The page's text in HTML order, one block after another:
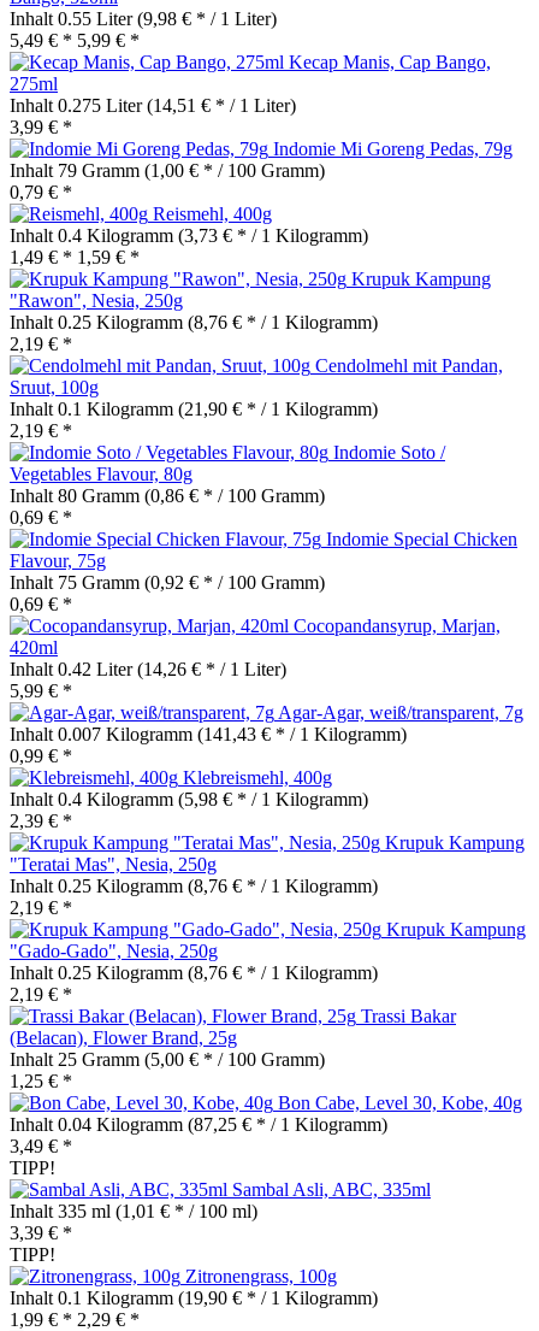
Inhalt 0.55 Liter(9,98 € * / 1 Liter)
5,49 € * 5,99 € *
Kecap Manis, Cap Bango,
275ml
Inhalt 0.275 Liter(14,51 € * / 1 Liter)
3,99 € *
Indomie Mi Goreng Pedas, 79g
Inhalt 79 Gramm (1,00 € * / 100 Gramm)
0,79 € *
Reismehl, 400g
Inhalt 0.4 Kilogramm (3,73 € * / 1 Kilogramm)
1,49 € * 1,59 € *
Krupuk Kampung
"Rawon", Nesia, 250g
Inhalt 0.25 Kilogramm (8,76 € * / 1 Kilogramm)
2,19 € *
Cendolmehl mit Pandan,
Sruut, 100g
Inhalt 0.1 Kilogramm (21,90 € * / 1 Kilogramm)
2,19 € *
Indomie Soto /
Vegetables Flavour, 80g
Inhalt 80 Gramm (0,86 € * / 100 Gramm)
0,69 € *
Indomie Special Chicken
Flavour, 75g
Inhalt 75 Gramm (0,92 € * / 100 Gramm)
0,69 € *
Cocopandansyrup, Marjan,
420ml
Inhalt 0.42 Liter(14,26 € * / 1 Liter)
5,99 € *
Agar-Agar, weiß/transparent, 7g
Inhalt 0.007 Kilogramm (141,43 € * / 1 Kilogramm)
0,99 € *
Klebreismehl, 400g
Inhalt 0.4 Kilogramm (5,98 € * / 1 Kilogramm)
2,39 € *
Krupuk Kampung
"Teratai Mas", Nesia, 250g
Inhalt 0.25 Kilogramm (8,76 € * / 1 Kilogramm)
2,19 € *
Krupuk Kampung
"Gado-Gado", Nesia, 250g
Inhalt 0.25 Kilogramm (8,76 € * / 1 Kilogramm)
2,19 € *
Trassi Bakar
(Belacan), Flower Brand, 25g
Inhalt 25 Gramm (5,00 € * / 100 Gramm)
1,25 € *
Bon Cabe, Level 30, Kobe, 40g
Inhalt 0.04 Kilogramm (87,25 € * / 1 Kilogramm)
3,49 € *
TIPP!
Sambal Asli, ABC, 335ml
Inhalt 335 ml (1,01 € * / 100 ml)
3,39 € *
TIPP!
Zitronengrass, 100g
Inhalt 0.1 Kilogramm (19,90 € * / 1 Kilogramm)
1,99 € * 2,29 € *